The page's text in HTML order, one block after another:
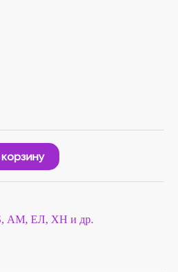
АМ, ЕЛ, ХН и др.